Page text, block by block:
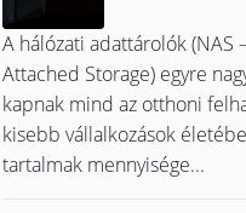
A hálózati adattárolók (NAS
Attached Storage) egyre
kapnak mind az otthoni
kisebb vállalkozások
tartalmak mennyisége...